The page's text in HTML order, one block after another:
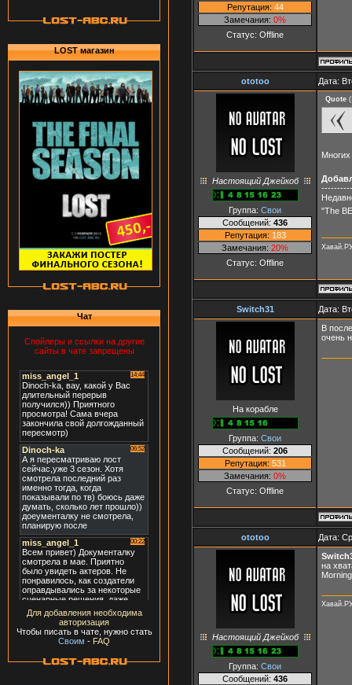
LOST магазин
Чат
Спойлеры и ссылки на другие
сайты в чате запрещены
Для добавления необходима
авторизация
Чтобы писать в чате, нужно стать
Своим - FAQ
Репутация: 44
Замечания: 0%
Статус: Offline
ototoo Дата:
Настоящий Джейкоб
Группа: Свои
Сообщений: 436
Репутация: 183
Замечания: 20%
Статус: Offline
Quote (
"The
Switch31 Дата:
На корабле
Группа: Свои
Сообщений: 206
Репутация: 531
Замечания: 0%
Статус: Offline
В
очень
ototoo Дата:
Настоящий Джейкоб
Группа: Свои
Сообщений: 436
на